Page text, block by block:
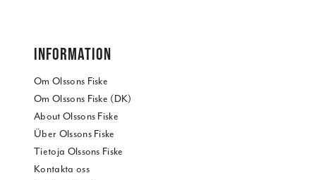
INFORMATION
Om Olssons Fiske
Om Olssons Fiske (DK)
About Olssons Fiske
Über Olssons Fiske
Tietoja Olssons Fiske
Kontakta oss